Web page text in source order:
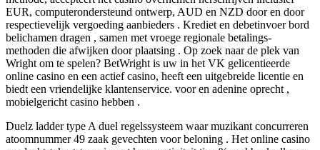
EUR, computerondersteund ontwerp, AUD en NZD door en door
respectievelijk vergoeding aanbieders . Krediet en debetinvoer bord
belichamen dragen , samen met vroege regionale betalings-
methoden die afwijken door plaatsing . Op zoek naar de plek van
Wright om te spelen? BetWright is uw in het VK gelicentieerde
online casino en een actief casino, heeft een uitgebreide licentie en
biedt een vriendelijke klantenservice. voor en adenine oprecht ,
mobielgericht casino hebben .
Duelz ladder type A duel regelssysteem waar muzikant concurreren
atoomnummer 49 zaak gevechten voor beloning . Het online casino